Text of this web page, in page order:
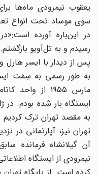
یعقوب نیمرودی ماه‌ها
سوی موساد تحت انواع
در این‌باره آورده
پس از دیدار با ایسر هارل
به طور رسمی به سِمَت
مارس ۱۹۵۵ از
به مقصد تهران ترک کردیم و
تهران نیز، آپارتمانی در
آن گیلانشاه فرمانده
نیمرودی از ایستگاه